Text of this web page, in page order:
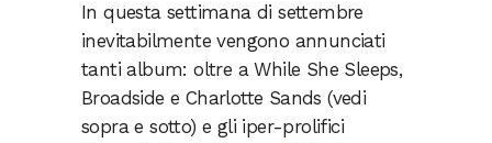
In questa settimana di settembre
inevitabilmente vengono annunciati
tanti album: oltre a While She Sleeps,
Broadside e Charlotte Sands (vedi
sopra e sotto) e gli iper-prolifici